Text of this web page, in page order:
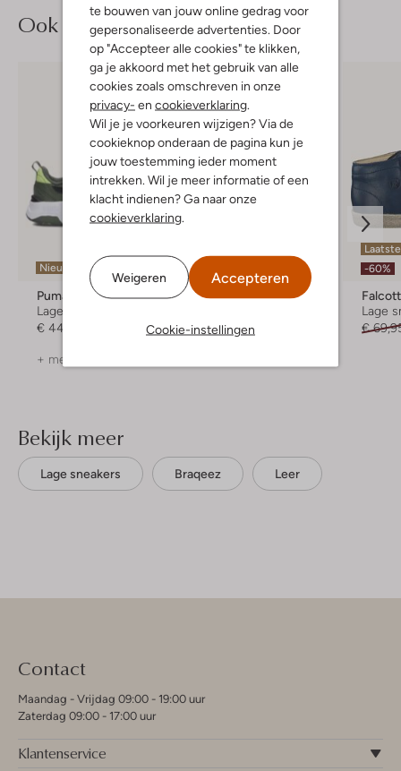
te bouwen van jouw online gedrag voor
gepersonaliseerde advertenties. Door
op "Accepteer alle cookies" te klikken,
ga je akkoord met het gebruik van alle
cookies zoals omschreven in onze
privacy- en cookieverklaring.
Wil je je voorkeuren wijzigen? Via de
cookieknop onderaan de pagina kun je
jouw toestemming ieder moment
intrekken. Wil je meer informatie of een
klacht indienen? Ga naar onze
cookieverklaring.
Weigeren Accepteren
Cookie-instellingen
Ook iets voor jou?
Nieuw
Puma
Lage sneakers
€ 44,99
+ meer kleuren
Develab
€ 59,95 € 41,99
-60%
Lage
€
Bekijk meer
Lage sneakers Braqeez Leer
Contact
Maandag - Vrijdag 09:00 - 19:00 uur
Zaterdag 09:00 - 17:00 uur
Klantenservice